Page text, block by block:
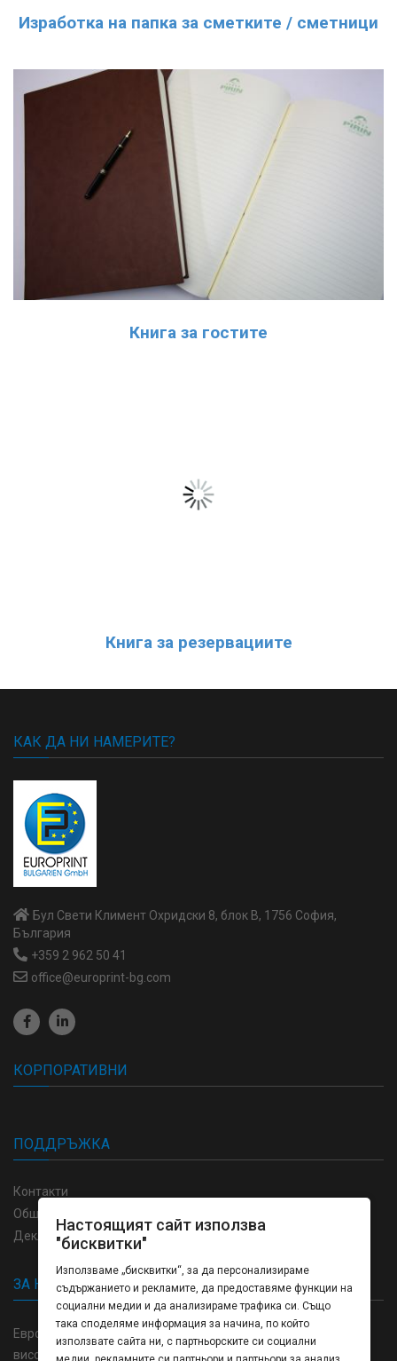
Изработка на папка за сметките / сметници
Книга за гостите
Книга за резервациите
КАК ДА НИ НАМЕРИТЕ?
Бул Свети Климент Охридски 8, блок В, 1756 София,
България
+359 2 962 50 41
office@europrint-bg.com
КОРПОРАТИВНИ
ПОДДРЪЖКА
Контакти
Общи условия
Декларация за поверителност
ЗА НАС
Европринт България отпечатване и изработка пълна гама
висококачествени продукти в областта на полиграфията,
Настоящият сайт използва
"бисквитки"
Използваме „бисквитки“, за да персонализираме
съдържанието и рекламите, да предоставяме функции на
социални медии и да анализираме трафика си. Също
така споделяме информация за начина, по който
използвате сайта ни, с партньорските си социални